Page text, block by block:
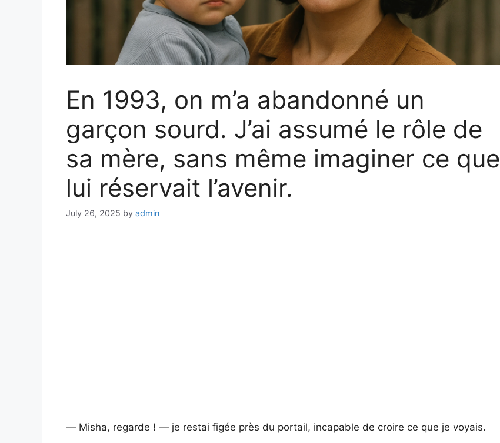
En 1993, on m’a abandonné un
garçon sourd. J’ai assumé le rôle de
sa mère, sans même imaginer ce que
lui réservait l’avenir.
July 26, 2025 by admin
— Misha, regarde ! — je restai figée près du portail, incapable de croire ce que je voyais.